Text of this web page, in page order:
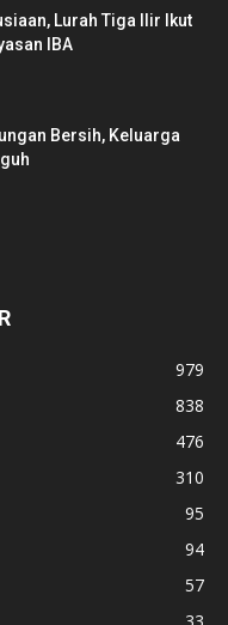
Lurah Tiga Ilir Ikut
IBA
Bersih, Keluarga
979
838
476
310
95
94
57